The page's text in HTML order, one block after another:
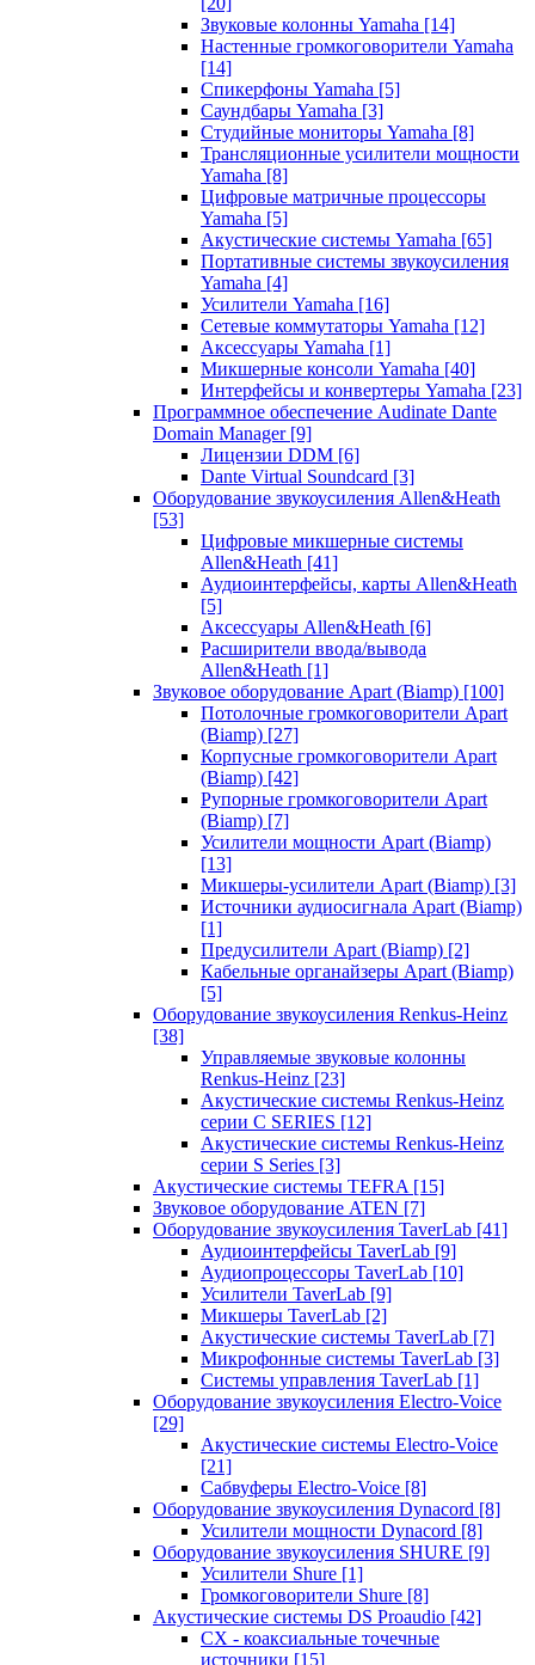
Звуковые колонны Yamaha [14]
Настенные громкоговорители Yamaha
[14]
Спикерфоны Yamaha [5]
Саундбары Yamaha [3]
Студийные мониторы Yamaha [8]
Трансляционные усилители мощности
Yamaha [8]
Цифровые матричные процессоры
Yamaha [5]
Акустические системы Yamaha [65]
Портативные системы звукоусиления
Yamaha [4]
Усилители Yamaha [16]
Сетевые коммутаторы Yamaha [12]
Аксессуары Yamaha [1]
Микшерные консоли Yamaha [40]
Интерфейсы и конвертеры Yamaha [23]
Программное обеспечение Audinate Dante
Domain Manager [9]
Лицензии DDM [6]
Dante Virtual Soundcard [3]
Оборудование звукоусиления Allen&Heath
[53]
Цифровые микшерные системы
Allen&Heath [41]
Аудиоинтерфейсы, карты Allen&Heath
[5]
Аксессуары Allen&Heath [6]
Расширители ввода/вывода
Allen&Heath [1]
Звуковое оборудование Apart (Biamp) [100]
Потолочные громкоговорители Apart
(Biamp) [27]
Корпусные громкоговорители Apart
(Biamp) [42]
Рупорные громкоговорители Apart
(Biamp) [7]
Усилители мощности Apart (Biamp)
[13]
Микшеры-усилители Apart (Biamp) [3]
Источники аудиосигнала Apart (Biamp)
[1]
Предусилители Apart (Biamp) [2]
Кабельные органайзеры Apart (Biamp)
[5]
Оборудование звукоусиления Renkus-Heinz
[38]
Управляемые звуковые колонны
Renkus-Heinz [23]
Акустические системы Renkus-Heinz
серии C SERIES [12]
Акустические системы Renkus-Heinz
серии S Series [3]
Акустические системы TEFRA [15]
Звуковое оборудование ATEN [7]
Оборудование звукоусиления TaverLab [41]
Аудиоинтерфейсы TaverLab [9]
Аудиопроцессоры TaverLab [10]
Усилители TaverLab [9]
Микшеры TaverLab [2]
Акустические системы TaverLab [7]
Микрофонные системы TaverLab [3]
Системы управления TaverLab [1]
Оборудование звукоусиления Electro-Voice
[29]
Акустические системы Electro-Voice
[21]
Сабвуферы Electro-Voice [8]
Оборудование звукоусиления Dynacord [8]
Усилители мощности Dynacord [8]
Оборудование звукоусиления SHURE [9]
Усилители Shure [1]
Громкоговорители Shure [8]
Акустические системы DS Proaudio [42]
CX - коаксиальные точечные
источники [15]